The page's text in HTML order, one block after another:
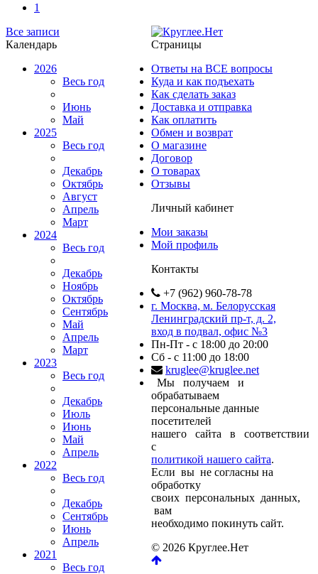
1
Все записи
Календарь
2026
Весь год
Июнь
Май
2025
Весь год
Декабрь
Октябрь
Август
Апрель
Март
2024
Весь год
Декабрь
Ноябрь
Октябрь
Сентябрь
Май
Апрель
Март
2023
Весь год
Декабрь
Июль
Июнь
Май
Апрель
2022
Весь год
Декабрь
Сентябрь
Июнь
Апрель
2021
Весь год
Страницы
Ответы на ВСЕ вопросы
Куда и как подъехать
Как сделать заказ
Доставка и отправка
Как оплатить
Обмен и возврат
О магазине
Договор
О товарах
Отзывы
Личный кабинет
Мои заказы
Мой профиль
Контакты
+7 (962) 960-78-78
г. Москва, м. Белорусская
Ленинградский пр-т, д. 2,
вход в подвал, офис №3
Пн-Пт - с 18:00 до 20:00
Сб - с 11:00 до 18:00
kruglee@kruglee.net
Мы получаем и
обрабатываем
персональные данные
посетителей
нашего сайта в соответствии
с
политикой нашего сайта.
Если вы не согласны на
обработку
своих персональных данных,
вам
необходимо покинуть сайт.
© 2026 Круглее.Нет